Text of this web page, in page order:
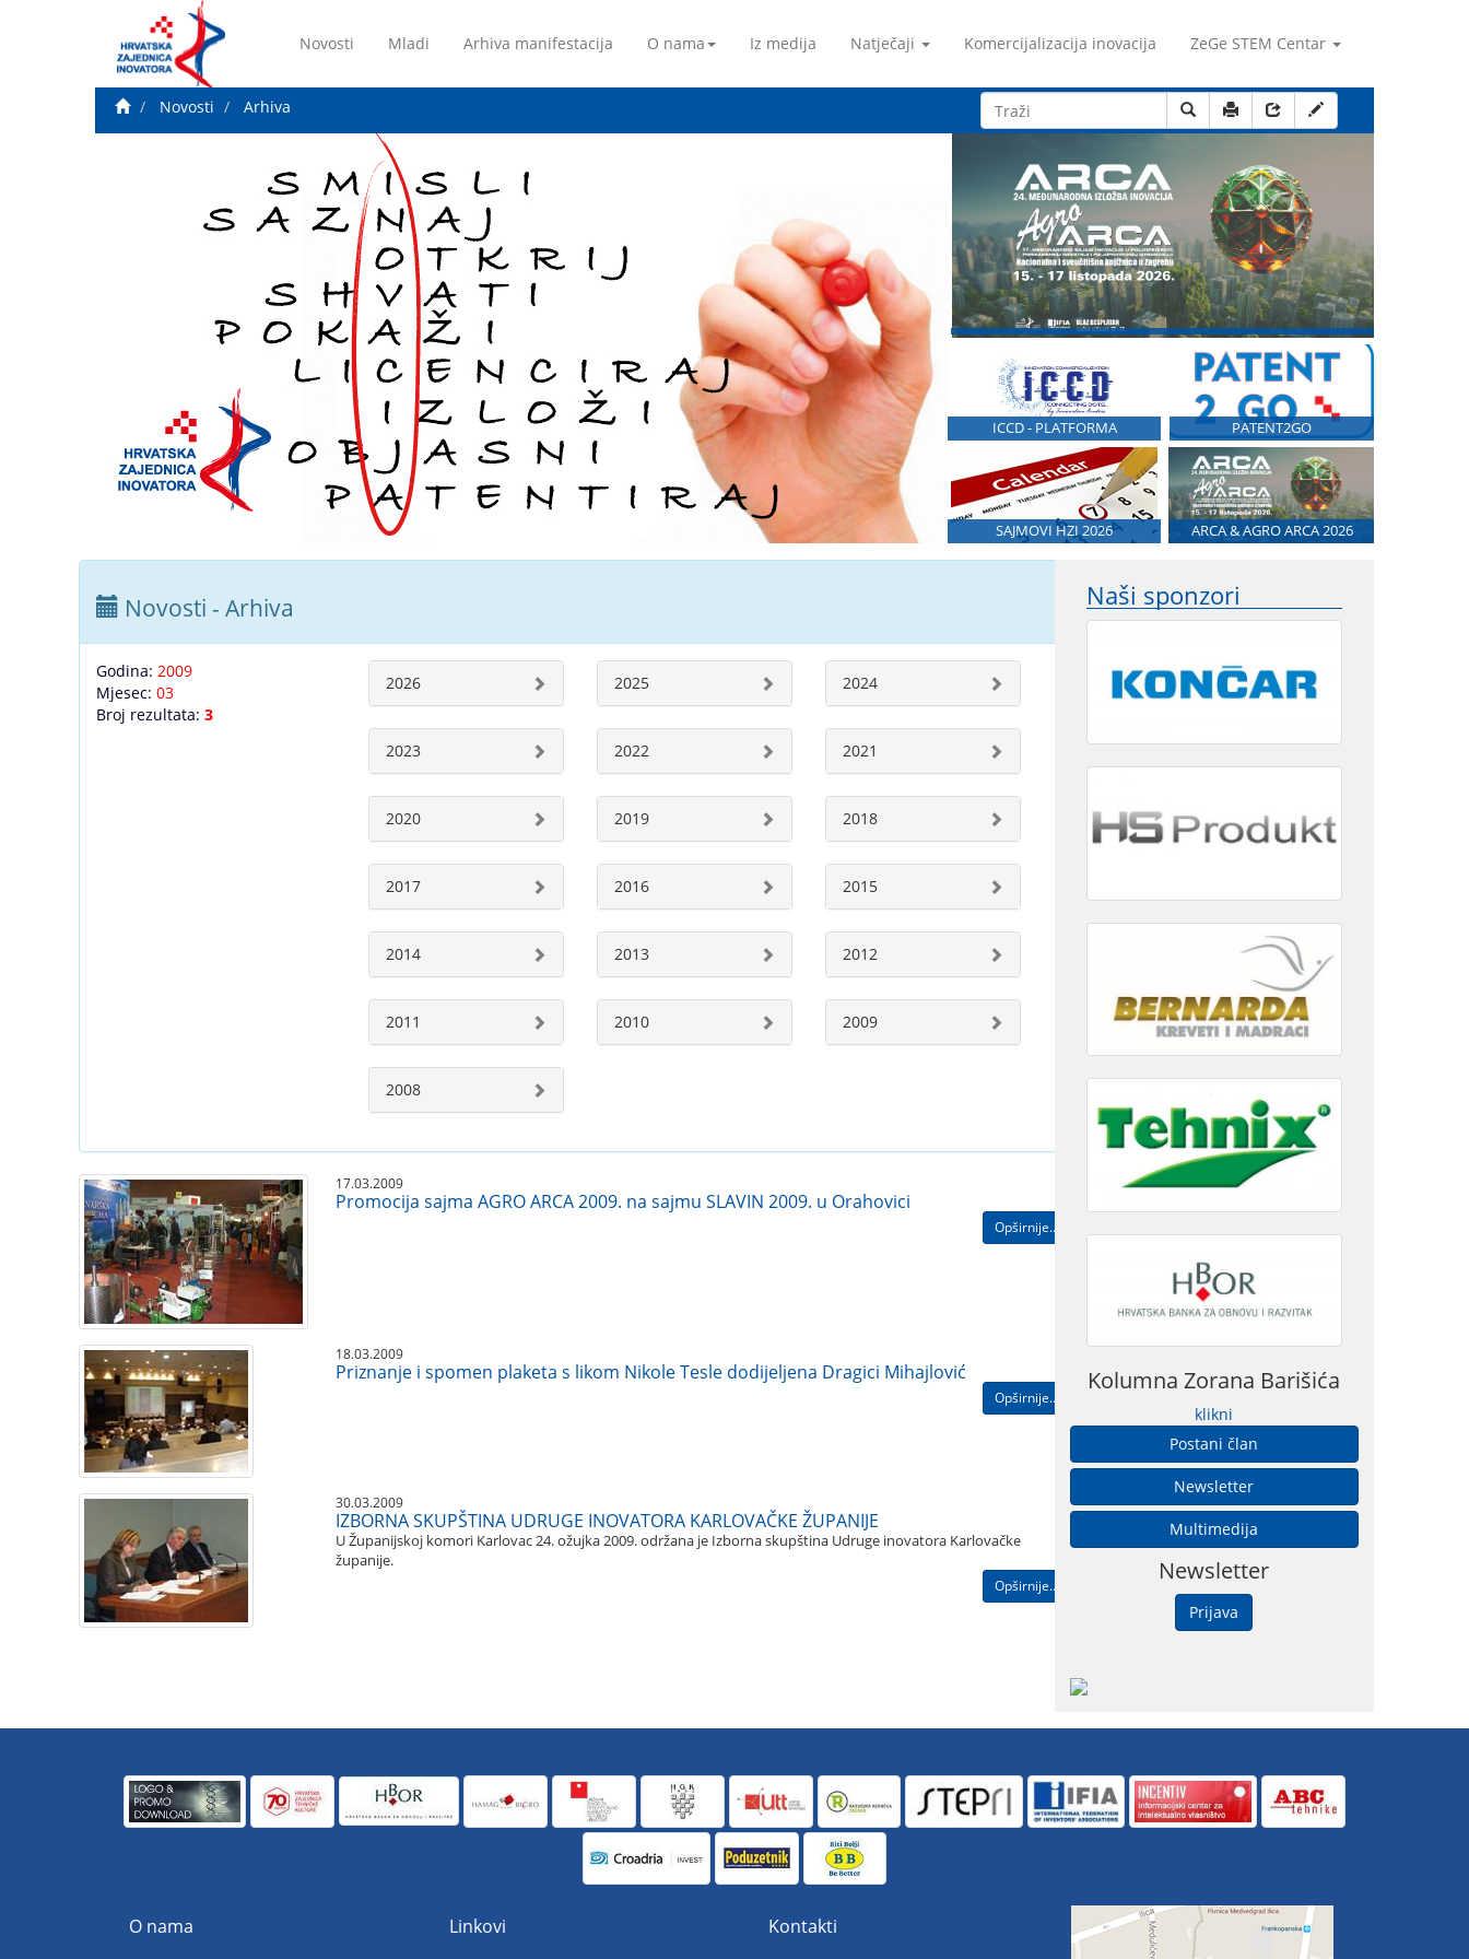
Novosti Mladi Arhiva manifestacija O nama Iz medija Natječaji Komercijalizacija inovacija ZeGe STEM Centar
Novosti Arhiva
ICCD - PLATFORMA PATENT2GO
SAJMOVI HZI 2026 ARCA & AGRO ARCA 2026
Novosti - Arhiva
2026 2025 2024
2023 2022 2021
2020 2019 2018
2017 2016 2015
2014 2013 2012
2011 2010 2009
2008
Godina: 2009
Mjesec: 03
Broj rezultata: 3
17.03.2009
Promocija sajma AGRO ARCA 2009. na sajmu SLAVIN 2009. u Orahovici
Opširnije...
18.03.2009
Priznanje i spomen plaketa s likom Nikole Tesle dodijeljena Dragici Mihajlović
Opširnije...
30.03.2009
IZBORNA SKUPŠTINA UDRUGE INOVATORA KARLOVAČKE ŽUPANIJE
U Županijskoj komori Karlovac 24. ožujka 2009. održana je Izborna skupština Udruge inovatora Karlovačke
županije.
Opširnije...
Naši sponzori
Kolumna Zorana Barišića
klikni
Postani član
Newsletter
Multimedija
Newsletter
Prijava
O nama Linkovi Kontakti